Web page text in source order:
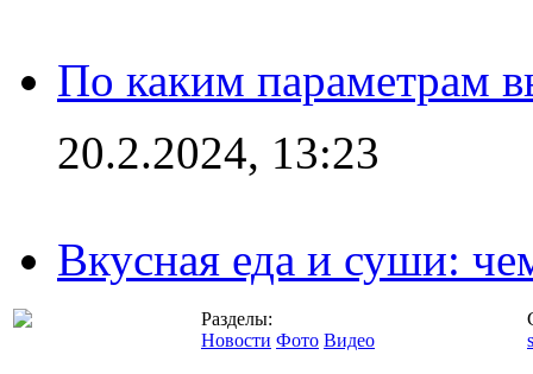
По каким параметрам
20.2.2024, 13:23
Вкусная еда и суши:
Разделы:
Новости Фото Видео